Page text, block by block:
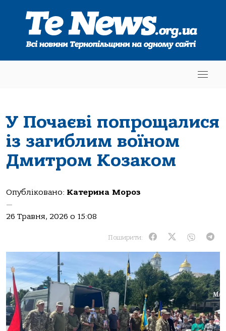
У Почаєві попрощалися
із загиблим воїном
Дмитром Козаком
Опубліковано: Катерина Мороз
—
26 Травня, 2026 о 15:08
Поширити: